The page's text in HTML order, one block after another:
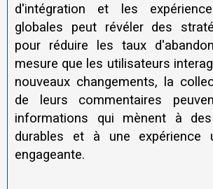
d'intégration et les
globales peut révéler des
pour réduire les taux
mesure que les utilisateurs
nouveaux changements, la
de leurs commentaires
informations qui mènent à
durables et à une expérience
engageante.